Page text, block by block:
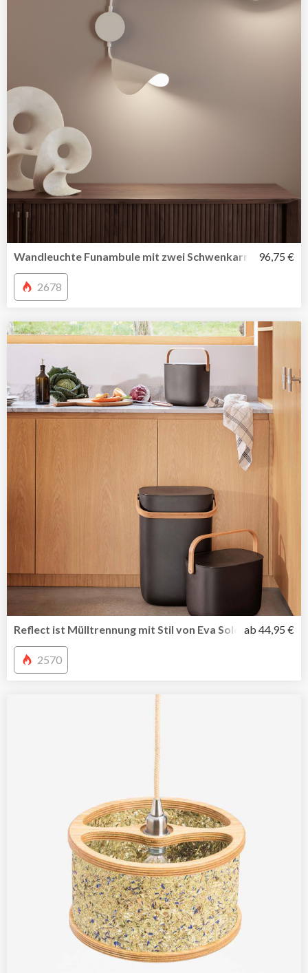
Wandleuchte Funambule mit zwei Schwenkarmen von
96,75 €
2678
Reflect ist Mülltrennung mit Stil von Eva Solo ab 44,95 €
2570